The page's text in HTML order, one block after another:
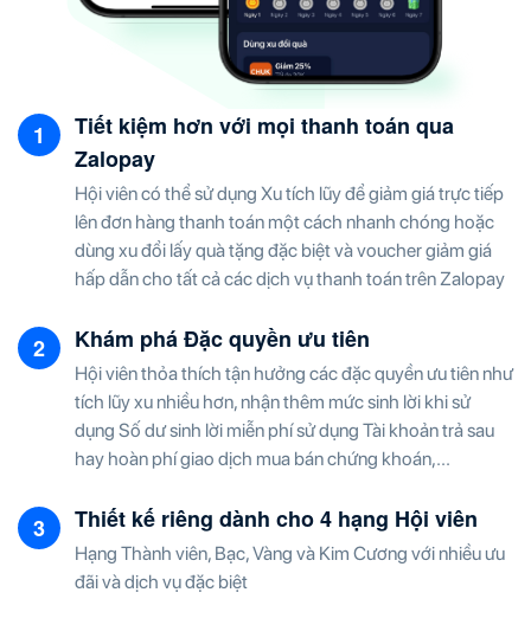
Tiết kiệm hơn với mọi thanh toán qua
Zalopay
Hội viên có thể sử dụng Xu tích lũy để giảm giá trực tiếp
lên đơn hàng thanh toán một cách nhanh chóng hoặc
dùng xu đổi lấy quà tặng đặc biệt và voucher giảm giá
hấp dẫn cho tất cả các dịch vụ thanh toán trên Zalopay
Khám phá Đặc quyền ưu tiên
Hội viên thỏa thích tận hưởng các đặc quyền ưu tiên như
tích lũy xu nhiều hơn, nhận thêm mức sinh lời khi sử
dụng Số dư sinh lời miễn phí sử dụng Tài khoản trả sau
hay hoàn phí giao dịch mua bán chứng khoán,...
Thiết kế riêng dành cho 4 hạng Hội viên
Hạng Thành viên, Bạc, Vàng và Kim Cương với nhiều ưu
đãi và dịch vụ đặc biệt